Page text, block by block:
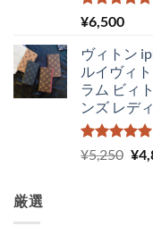
5段階中
5.00
¥6,500
ヴィトン
ルイヴィ
ラム ビィ
ンズ レデ
5段階中
5.00
の評価
¥5,250 元
¥
厳選